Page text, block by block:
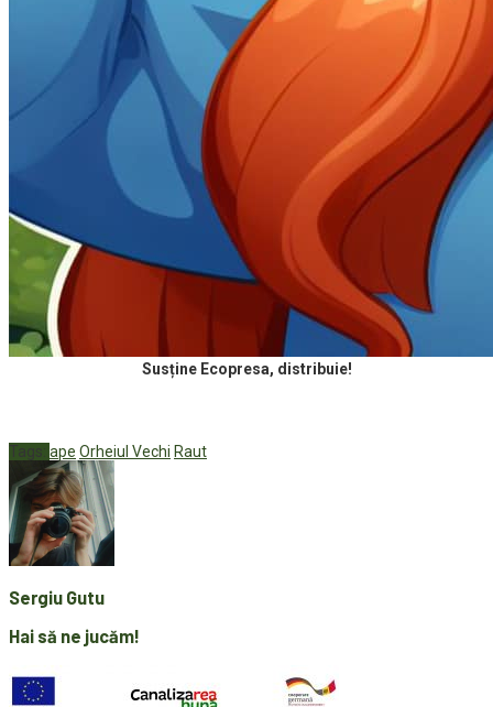
Susține Ecopresa, distribuie!
Tags: ape Orheiul Vechi Raut
Sergiu Gutu
Hai să ne jucăm!